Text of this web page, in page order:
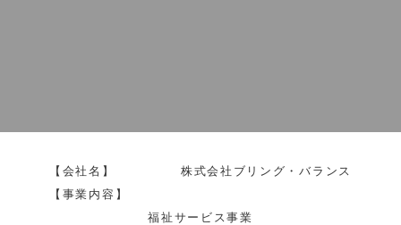
【会社名】 株式会社ブリング・バランス
【事業内容】
福祉サービス事業